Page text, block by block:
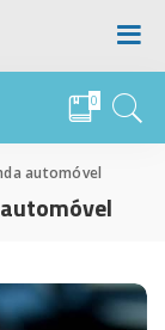
0
automóvel